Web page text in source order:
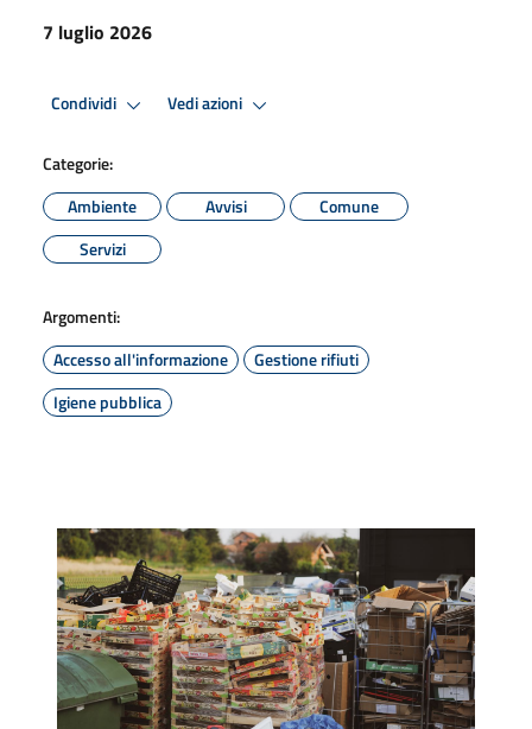
7 luglio 2026
Condividi Vedi azioni
Categorie:
Ambiente
Avvisi
Comune
Servizi
Argomenti:
Accesso all'informazione
Gestione rifiuti
Igiene pubblica